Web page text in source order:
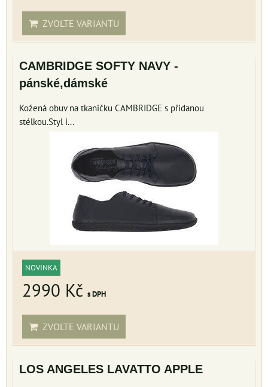
ZVOLTE VARIANTU
CAMBRIDGE SOFTY NAVY -
pánské,dámské
Kožená obuv na tkaničku CAMBRIDGE s přidanou
stélkou.Styl i...
NOVINKA
2990 Kč s DPH
ZVOLTE VARIANTU
LOS ANGELES LAVATTO APPLE